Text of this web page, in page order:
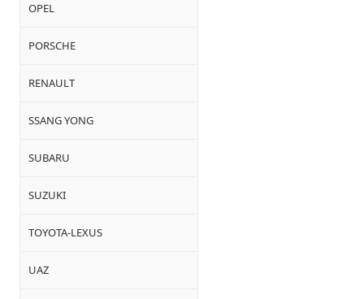
OPEL
PORSCHE
RENAULT
SSANG YONG
SUBARU
SUZUKI
TOYOTA-LEXUS
UAZ